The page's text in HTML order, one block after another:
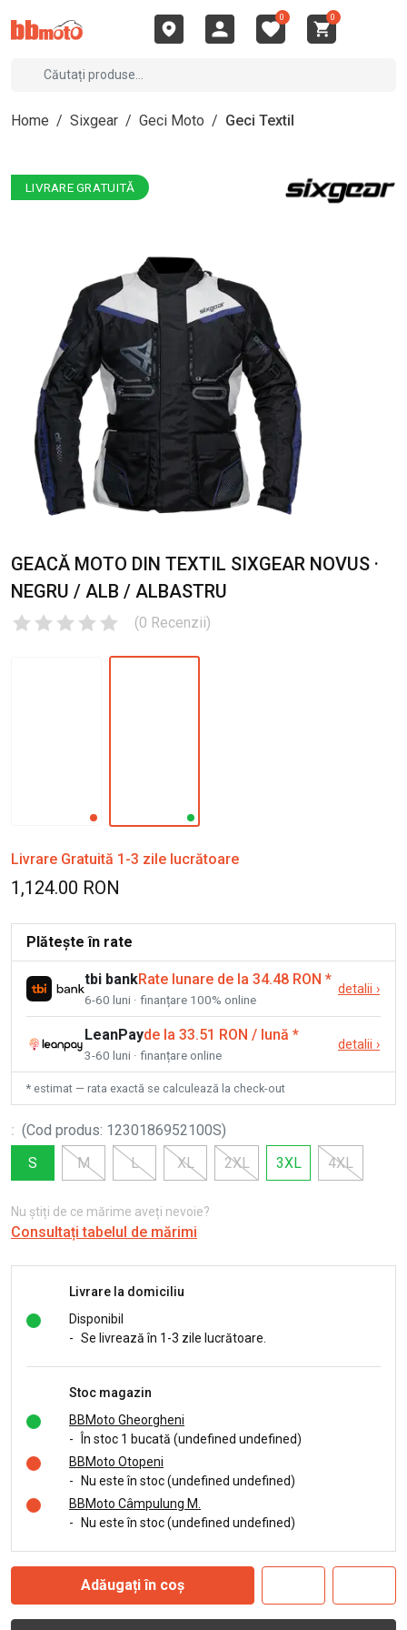
0 0
Home / Sixgear / Geci Moto / Geci Textil
LIVRARE GRATUITĂ
GEACĂ MOTO DIN TEXTIL SIXGEAR NOVUS ·
NEGRU / ALB / ALBASTRU
(0 Recenzii)
Livrare Gratuită 1-3 zile lucrătoare
1,124.00 RON
Plătește în rate
tbi bankRate lunare de la 34.48 RON *
6-60 luni · finanțare 100% online
detalii ›
LeanPayde la 33.51 RON / lună *
3-60 luni · finanțare online
detalii ›
* estimat — rata exactă se calculează la check-out
: (Cod produs: 1230186952100S)
S
M L XL 2XL 3XL 4XL
Nu știți de ce mărime aveți nevoie?
Consultați tabelul de mărimi
Livrare la domiciliu
Disponibil
- Se livrează în 1-3 zile lucrătoare.
Stoc magazin
BBMoto Gheorgheni
-
În stoc 1 bucată (undefined undefined)
BBMoto Otopeni
-
Nu este în stoc (undefined undefined)
BBMoto Câmpulung M.
-
Nu este în stoc (undefined undefined)
Adăugați în coș